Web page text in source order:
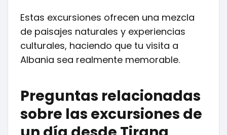
Estas excursiones ofrecen una mezcla
de paisajes naturales y experiencias
culturales, haciendo que tu visita a
Albania sea realmente memorable.
Preguntas relacionadas
sobre las excursiones de